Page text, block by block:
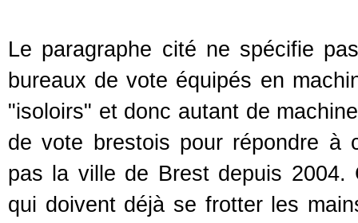
Le paragraphe cité ne spécifie
bureaux de vote équipés en
"isoloirs" et donc autant de
de vote brestois pour répondre à
pas la ville de Brest depuis 2004.
qui doivent déjà se frotter les